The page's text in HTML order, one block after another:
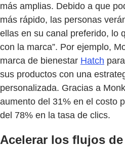
más amplias. Debido a que
más rápido, las personas
ellas en su canal preferido, lo
con la marca”. Por ejemplo,
marca de bienestar Hatch
sus productos con una
personalizada. Gracias a
aumento del 31% en el costo
del 78% en la tasa de clics.
Acelerar los flujos